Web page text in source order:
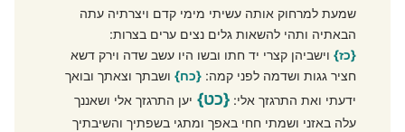
שמעת למרחוק אותה עשיתי מימי קדם ויצרתיה עתה
הבאתיה ותהי להשאות גלים נצים ערים בצרות:
{כז} וישביהן קצרי יד חתו ובשו היו עשב שדה וירק דשא
חציר גגות ושדמה לפני קמה:{כח} ושבתך וצאתך ובואך
ידעתי ואת התרגזך אלי:{כט} יען התרגזך אלי ושאננך
עלה באזני ושמתי חחי באפך ומתגי בשפתיך והשיבתיך